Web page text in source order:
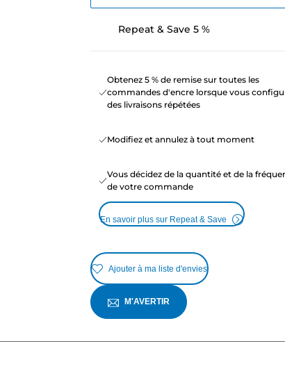
Repeat & Save 5 %
Obtenez 5 % de remise sur toutes les
commandes d'encre lorsque vous
des livraisons répétées
Modifiez et annulez à tout moment
Vous décidez de la quantité et de la
de votre commande
En savoir plus sur Repeat & Save
Ajouter à ma liste d'envies
M'AVERTIR